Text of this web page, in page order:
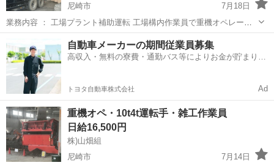
尼崎市
7月18日
業務内容 ： 工場プラント補助運転 工場構内作業員で重機オペレータ
ー・車両運転手 （10t.4t.散水車）・フォーリフト・手元作業等のお仕
事です。 【主な仕事内容】 • 油圧ショベル、ホイルローダーにて10t車
等に積み込み作...
その他 フレコン
自動車メーカーの期間従業員募集
高収入・無料の寮費・通勤バス等によりお金が貯まりや
トヨタ自動車株式会社 Ad
重機オペ・10t4t運転手・雑工作業員
日給16,500円
株)山畑組
尼崎市
7月14日